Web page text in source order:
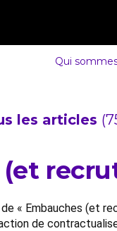
Qui
les articles
(et
« Embauches (et
de